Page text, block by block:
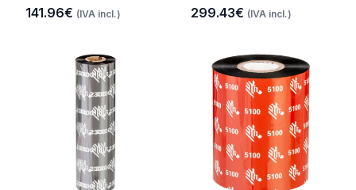
141.96€ (IVA incl.) 299.43€ (IVA incl.)